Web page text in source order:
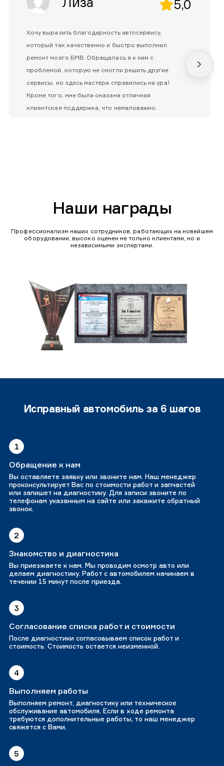
5,0
Хочу выразить благодарность автосервису,
который так качественно и быстро выполнил
ремонт моего БМВ. Обращалась я к ним с
проблемой, которую не смогли решить другие
сервисы, но здесь мастера справились на ура!
Кроме того, мне была оказана отличная
клиентская поддержка, что немаловажно.
Наши награды
Профессионализм наших сотрудников, работающих на новейшем
оборудовании, высоко оценен не только клиентами, но и
независимыми экспертами.
Исправный автомобиль за 6 шагов
1
Обращение к нам
Вы оставляете заявку или звоните нам. Наш менеджер
проконсультирует Вас по стоимости работ и запчастей
или запишет на диагностику. Для записи звоните по
телефонам указанным на сайте или закажите обратный
звонок.
2
Знакомство и диагностика
Вы приезжаете к нам. Мы проводим осмотр авто или
делаем диагностику. Работ с автомобилем начинаем в
течении 15 минут после приезда.
3
Согласование списка работ и стоимости
После диагностики согласовываем список работ и
стоимость. Стоимость остается неизменной.
4
Выполняем работы
Выполняем ремонт, диагностику или техническое
обслуживание автомобиля. Если в ходе ремонта
требуются дополнительные работы, то наш менеджер
свяжется с Вами.
5